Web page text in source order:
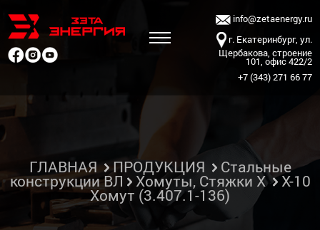
info@zetaenergy.ru
г. Екатеринбург, ул.
Щербакова, строение
101, офис 422/2
+7 (343) 271 66 77
ГЛАВНАЯ ПРОДУКЦИЯ Стальные
конструкции ВЛ Хомуты, Стяжки Х Х-10
Хомут (3.407.1-136)